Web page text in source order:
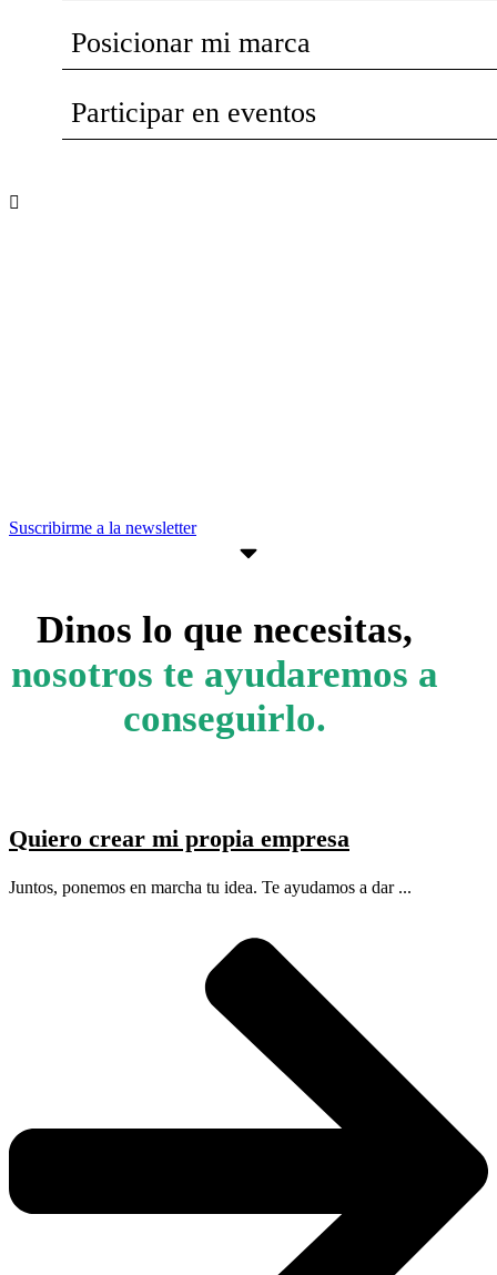
Posicionar mi marca
Participar en eventos
Suscribirme a la newsletter
Dinos lo que necesitas,
nosotros te ayudaremos a
conseguirlo.
Quiero crear mi propia empresa
Juntos, ponemos en marcha tu idea. Te ayudamos a dar ...